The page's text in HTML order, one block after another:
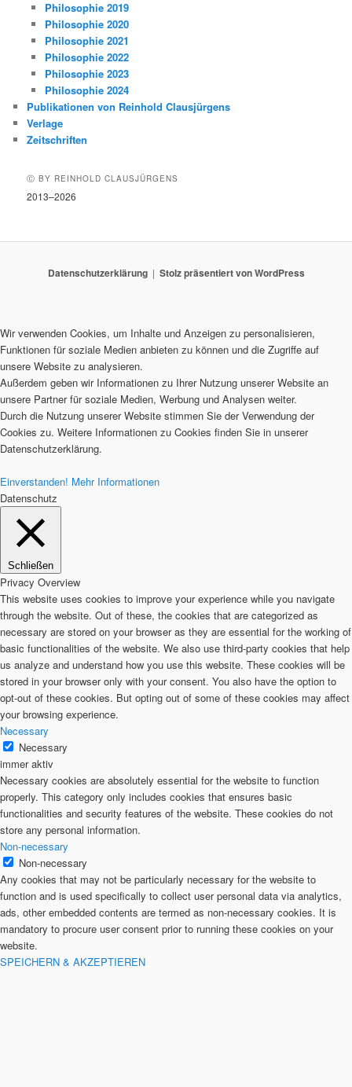
Philosophie 2019
Philosophie 2020
Philosophie 2021
Philosophie 2022
Philosophie 2023
Philosophie 2024
Publikationen von Reinhold Clausjürgens
Verlage
Zeitschriften
Ⓒ BY REINHOLD CLAUSJÜRGENS
2013–2026
Datenschutzerklärung Stolz präsentiert von WordPress
Wir verwenden Cookies, um Inhalte und Anzeigen zu personalisieren,
Funktionen für soziale Medien anbieten zu können und die Zugriffe auf
unsere Website zu analysieren.
Außerdem geben wir Informationen zu Ihrer Nutzung unserer Website an
unsere Partner für soziale Medien, Werbung und Analysen weiter.
Durch die Nutzung unserer Website stimmen Sie der Verwendung der
Cookies zu. Weitere Informationen zu Cookies finden Sie in unserer
Datenschutzerklärung.
Einverstanden! Mehr Informationen
Datenschutz
Schließen
Privacy Overview
This website uses cookies to improve your experience while you navigate
through the website. Out of these, the cookies that are categorized as
necessary are stored on your browser as they are essential for the working of
basic functionalities of the website. We also use third-party cookies that help
us analyze and understand how you use this website. These cookies will be
stored in your browser only with your consent. You also have the option to
opt-out of these cookies. But opting out of some of these cookies may affect
your browsing experience.
Necessary
Necessary
immer aktiv
Necessary cookies are absolutely essential for the website to function
properly. This category only includes cookies that ensures basic
functionalities and security features of the website. These cookies do not
store any personal information.
Non-necessary
Non-necessary
Any cookies that may not be particularly necessary for the website to
function and is used specifically to collect user personal data via analytics,
ads, other embedded contents are termed as non-necessary cookies. It is
mandatory to procure user consent prior to running these cookies on your
website.
SPEICHERN & AKZEPTIEREN